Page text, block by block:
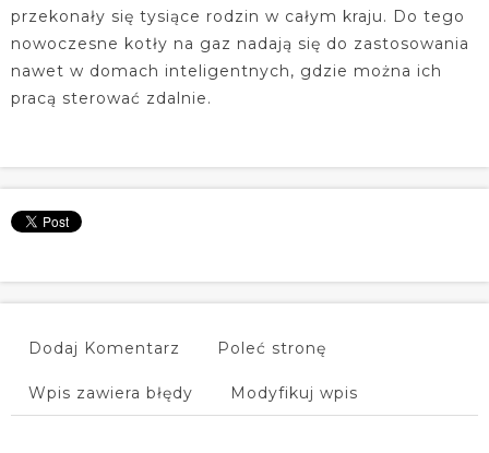
przekonały się tysiące rodzin w całym kraju. Do tego
nowoczesne kotły na gaz nadają się do zastosowania
nawet w domach inteligentnych, gdzie można ich
pracą sterować zdalnie.
Dodaj Komentarz Poleć stronę
Wpis zawiera błędy Modyfikuj wpis